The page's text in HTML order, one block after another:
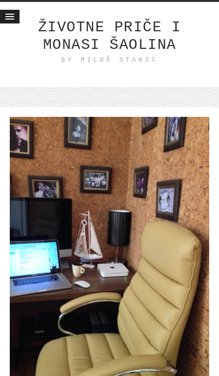
ŽIVOTNE PRIČE I
MONASI ŠAOLINA
BY MILOŠ STANIĆ
Životne priče
internet poslovanje
ishranom do zdravlja
moj haiku
momenti i mesta
bonus sadržaj
Svetlopis
zakonopravilo
zabranjena istorija
ćirilica
porodične priče
umesto tvitera
kalendar srpski
azbuki i knjige
Okinava karate
najnovije na blogu
moje beleške